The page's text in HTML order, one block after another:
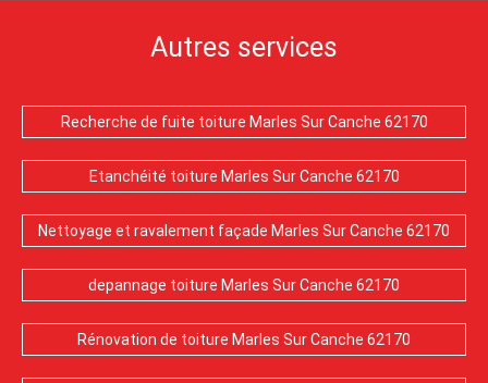
Autres services
Recherche de fuite toiture Marles Sur Canche 62170
Etanchéité toiture Marles Sur Canche 62170
Nettoyage et ravalement façade Marles Sur Canche 62170
depannage toiture Marles Sur Canche 62170
Rénovation de toiture Marles Sur Canche 62170